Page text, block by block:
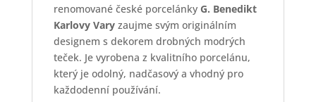
renomované české porcelánky G. Benedikt
Karlovy Varyzaujme svým originálním
designem s dekorem drobných modrých
teček. Je vyrobena z kvalitního porcelánu,
který je odolný, nadčasový a vhodný pro
každodenní používání.